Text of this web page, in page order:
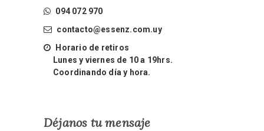
094 072 970
contacto@essenz.com.uy
Horario de retiros
Lunes y viernes de 10 a 19hrs.
Coordinando día y hora.
Déjanos tu mensaje